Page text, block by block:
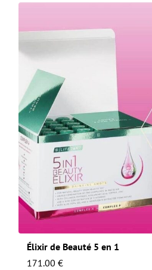
Élixir de Beauté 5 en 1
171.00 €